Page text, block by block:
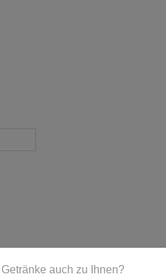
besonders hervorgehoben